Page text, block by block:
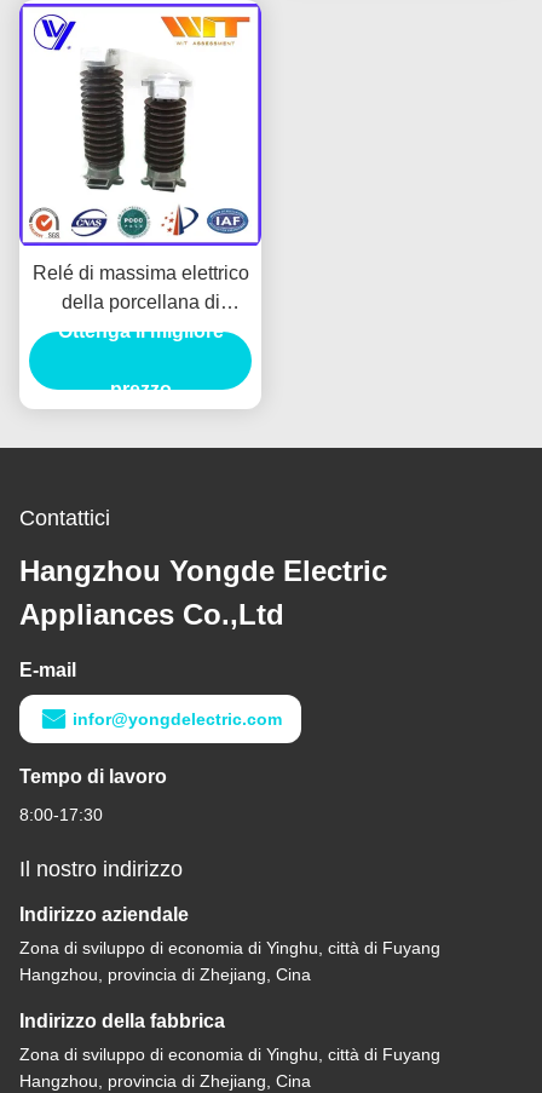
Relé di massima elettrico
della porcellana di
protezione contro il
d'isolamento, monofase
Ottenga il migliore
prezzo
Contattici
Hangzhou Yongde Electric
Appliances Co.,Ltd
E-mail
infor@yongdelectric.com
Tempo di lavoro
8:00-17:30
Il nostro indirizzo
Indirizzo aziendale
Zona di sviluppo di economia di Yinghu, città di Fuyang
Hangzhou, provincia di Zhejiang, Cina
Indirizzo della fabbrica
Zona di sviluppo di economia di Yinghu, città di Fuyang
Hangzhou, provincia di Zhejiang, Cina